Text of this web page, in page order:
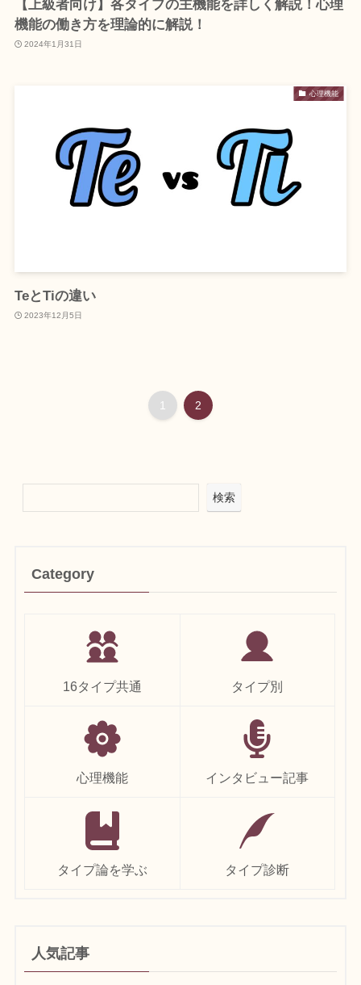
【上級者向け】各タイプの主機能を詳しく解説！心理
機能の働き方を理論的に解説！
2024年1月31日
心理機能
TeとTiの違い
2023年12月5日
1 2
検索
Category
16タイプ共通 タイプ別
心理機能 インタビュー記事
タイプ論を学ぶ タイプ診断
人気記事